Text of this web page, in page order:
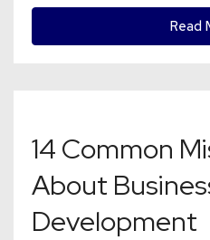
Read
14 Common
About
Development